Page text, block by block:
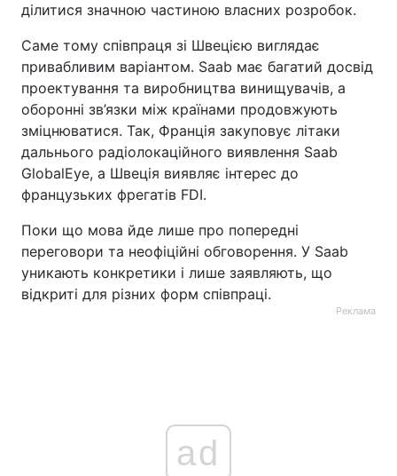
ділитися значною частиною власних розробок.
Саме тому співпраця зі Швецією виглядає
привабливим варіантом. Saab має багатий досвід
проектування та виробництва винищувачів, а
оборонні зв’язки між країнами продовжують
зміцнюватися. Так, Франція закуповує літаки
дальнього радіолокаційного виявлення Saab
GlobalEye, а Швеція виявляє інтерес до
французьких фрегатів FDI.
Поки що мова йде лише про попередні
переговори та неофіційні обговорення. У Saab
уникають конкретики і лише заявляють, що
відкриті для різних форм співпраці.
Реклама
ad